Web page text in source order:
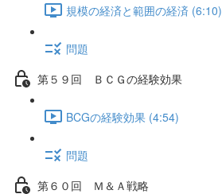
規模の経済と範囲の経済 (6:10)
問題
第５９回 ＢＣＧの経験効果
BCGの経験効果 (4:54)
問題
第６０回 Ｍ＆Ａ戦略